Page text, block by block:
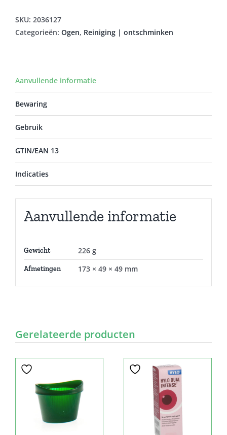
aantal
SKU: 2036127
Categorieën: Ogen, Reiniging | ontschminken
Aanvullende informatie
Bewaring
Gebruik
GTIN/EAN 13
Indicaties
Aanvullende informatie
Gewicht 226 g
Afmetingen 173 × 49 × 49 mm
Gerelateerde producten